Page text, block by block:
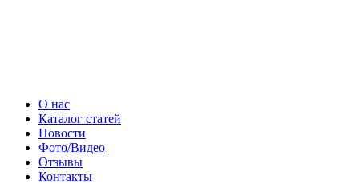
О нас
Каталог статей
Новости
Фото/Видео
Отзывы
Контакты